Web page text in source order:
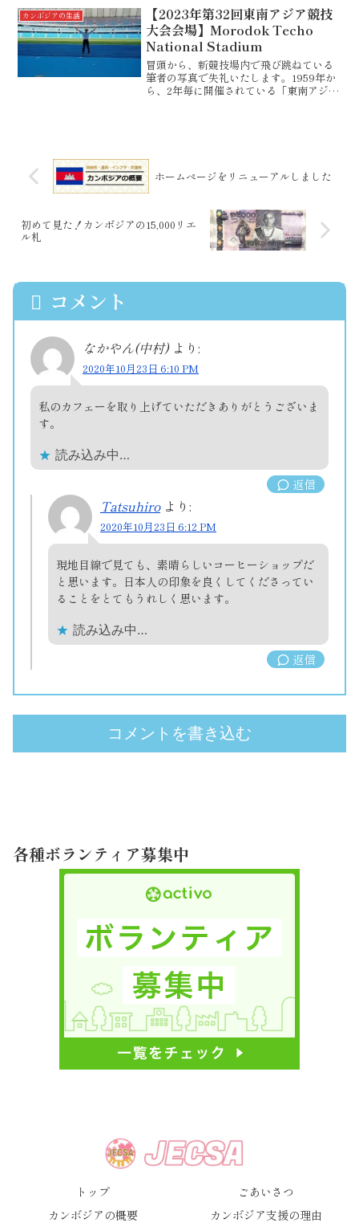
こには、縫製工場が立ち並んでいます。
つまり、地方から...
カンボジアの生活
【2023年第32回東南アジア競技
大会会場】Morodok Techo
National Stadium
冒頭から、新競技場内で飛び跳ねている
筆者の写真で失礼いたします。1959年か
ら、2年毎に開催されている「東南アジア
ホームぺージをリニューアルしました
初めて見た！カンボジアの15,000リエ
ル札
コメント
なかやん(中村) より:
2020年10月23日 6:10 PM
私のカフェーを取り上げていただきありがとうございま
す。
読み込み中…
返信
Tatsuhiro より:
2020年10月23日 6:12 PM
現地目線で見ても、素晴らしいコーヒーショップだ
と思います。日本人の印象を良くしてくださってい
ることをとてもうれしく思います。
読み込み中…
返信
コメントを書き込む
各種ボランティア募集中
トップ
ごあいさつ
カンボジアの概要
カンボジア支援の理由